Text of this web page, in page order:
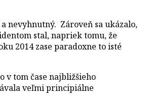
nevyhnutný. Zároveň sa ukázalo,
stal, napriek tomu, že
2014 zase paradoxne to isté
v tom čase najbližšieho
veľmi principiálne